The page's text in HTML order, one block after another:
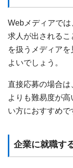
Webメディアで
求人が出される
を扱うメディア
よいでしょう。
直接応募の場合
よりも難易度が
い方におすすめで
企業に就職す